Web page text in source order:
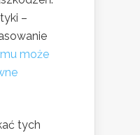
–
może
tych